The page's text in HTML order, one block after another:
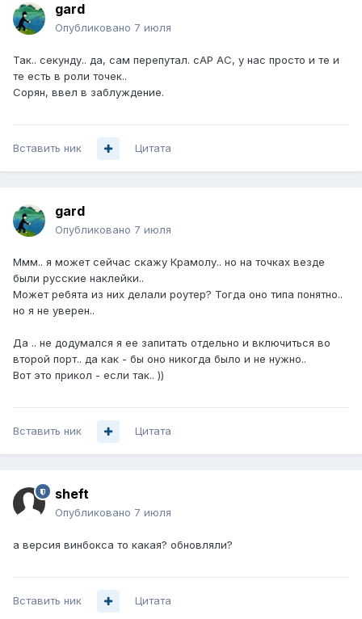
gard
Опубликовано 7 июля
Так.. секунду.. да, сам перепутал. cAP AC, у нас просто и те и
те есть в роли точек..
Сорян, ввел в заблуждение.
Вставить ник Цитата
gard
Опубликовано 7 июля
Ммм.. я может сейчас скажу Крамолу.. но на точках везде
были русские наклейки..
Может ребята из них делали роутер? Тогда оно типа понятно..
но я не уверен..
Да .. не додумался я ее запитать отдельно и включиться во
второй порт.. да как - бы оно никогда было и не нужно..
Вот это прикол - если так.. ))
Вставить ник Цитата
sheft
Опубликовано 7 июля
а версия винбокса то какая? обновляли?
Вставить ник Цитата